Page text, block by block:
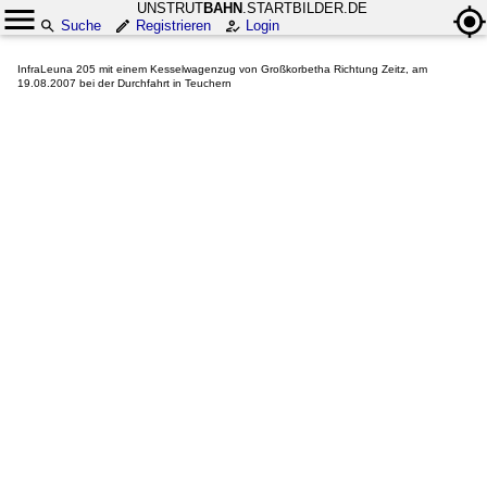
UNSTRUTBAHN .STARTBILDER.DE
Suche
Registrieren Login
InfraLeuna 205 mit einem Kesselwagenzug von Großkorbetha Richtung Zeitz, am
19.08.2007 bei der Durchfahrt in Teuchern